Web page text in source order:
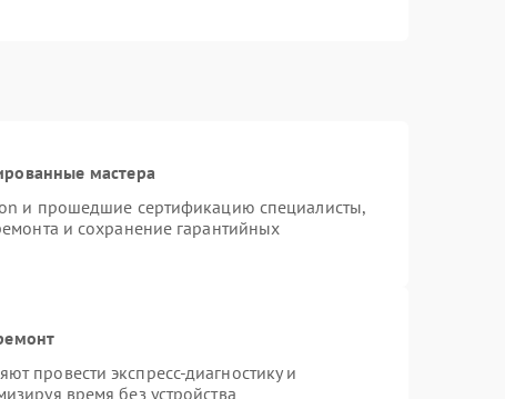
мастера
и прошедшие сертификацию специалисты,
и сохранение гарантийных
провести экспресс-диагностику и
время без устройства